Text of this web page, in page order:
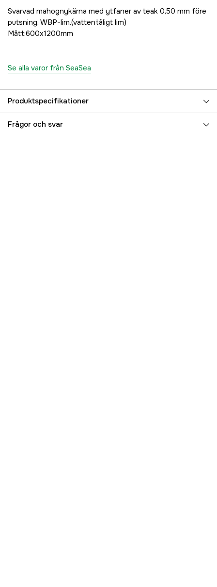
Svarvad mahognykärna med ytfaner av teak 0,50 mm före
putsning. WBP-lim.(vattentåligt lim)
Mått:600x1200mm
Se alla varor från SeaSea
Produktspecifikationer
Referensnummer 5000024746
Frågor och svar